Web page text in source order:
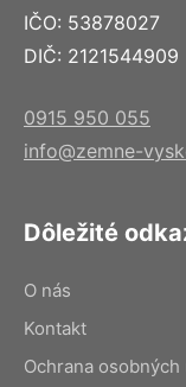
IČO: 53878027
DIČ: 2121544909
0915 950 055
info@zemne-
Dôležité
O nás
Kontakt
Ochrana osobných